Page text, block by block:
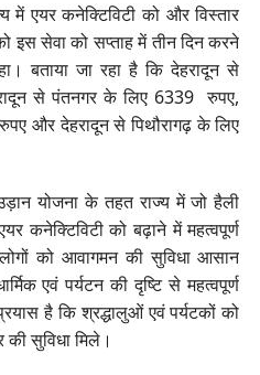
में एयर कनेक्टिविटी को और विस्तार
इस सेवा को सप्ताह में तीन दिन करने
बताया जा रहा है कि देहरादून से
से पंतनगर के लिए 6339 रुपए,
और देहरादून से पिथौरागढ़ के लिए
योजना के तहत राज्य में जो हैली
कनेक्टिविटी को बढ़ाने में महत्वपूर्ण
को आवागमन की सुविधा आसान
एवं पर्यटन की दृष्टि से महत्वपूर्ण
है कि श्रद्धालुओं एवं पर्यटकों को
सुविधा मिले।